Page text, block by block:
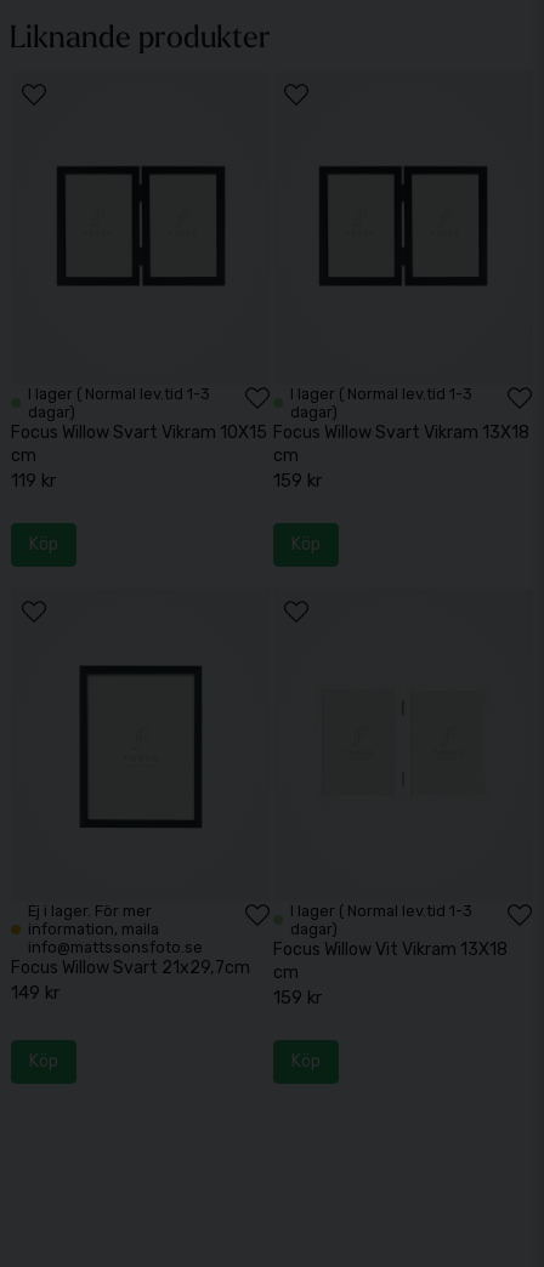
Liknande produkter
I lager ( Normal lev.tid 1-3
dagar)
Focus Willow Svart Vikram 10X15
cm
119 kr
Köp
I lager ( Normal lev.tid 1-3
dagar)
Focus Willow Svart Vikram 13X18
cm
159 kr
Köp
Ej i lager. För mer
information, maila
info@mattssonsfoto.se
Focus Willow Svart 21x29,7cm
149 kr
Köp
I lager ( Normal lev.tid 1-3
dagar)
Focus Willow Vit Vikram 13X18
cm
159 kr
Köp